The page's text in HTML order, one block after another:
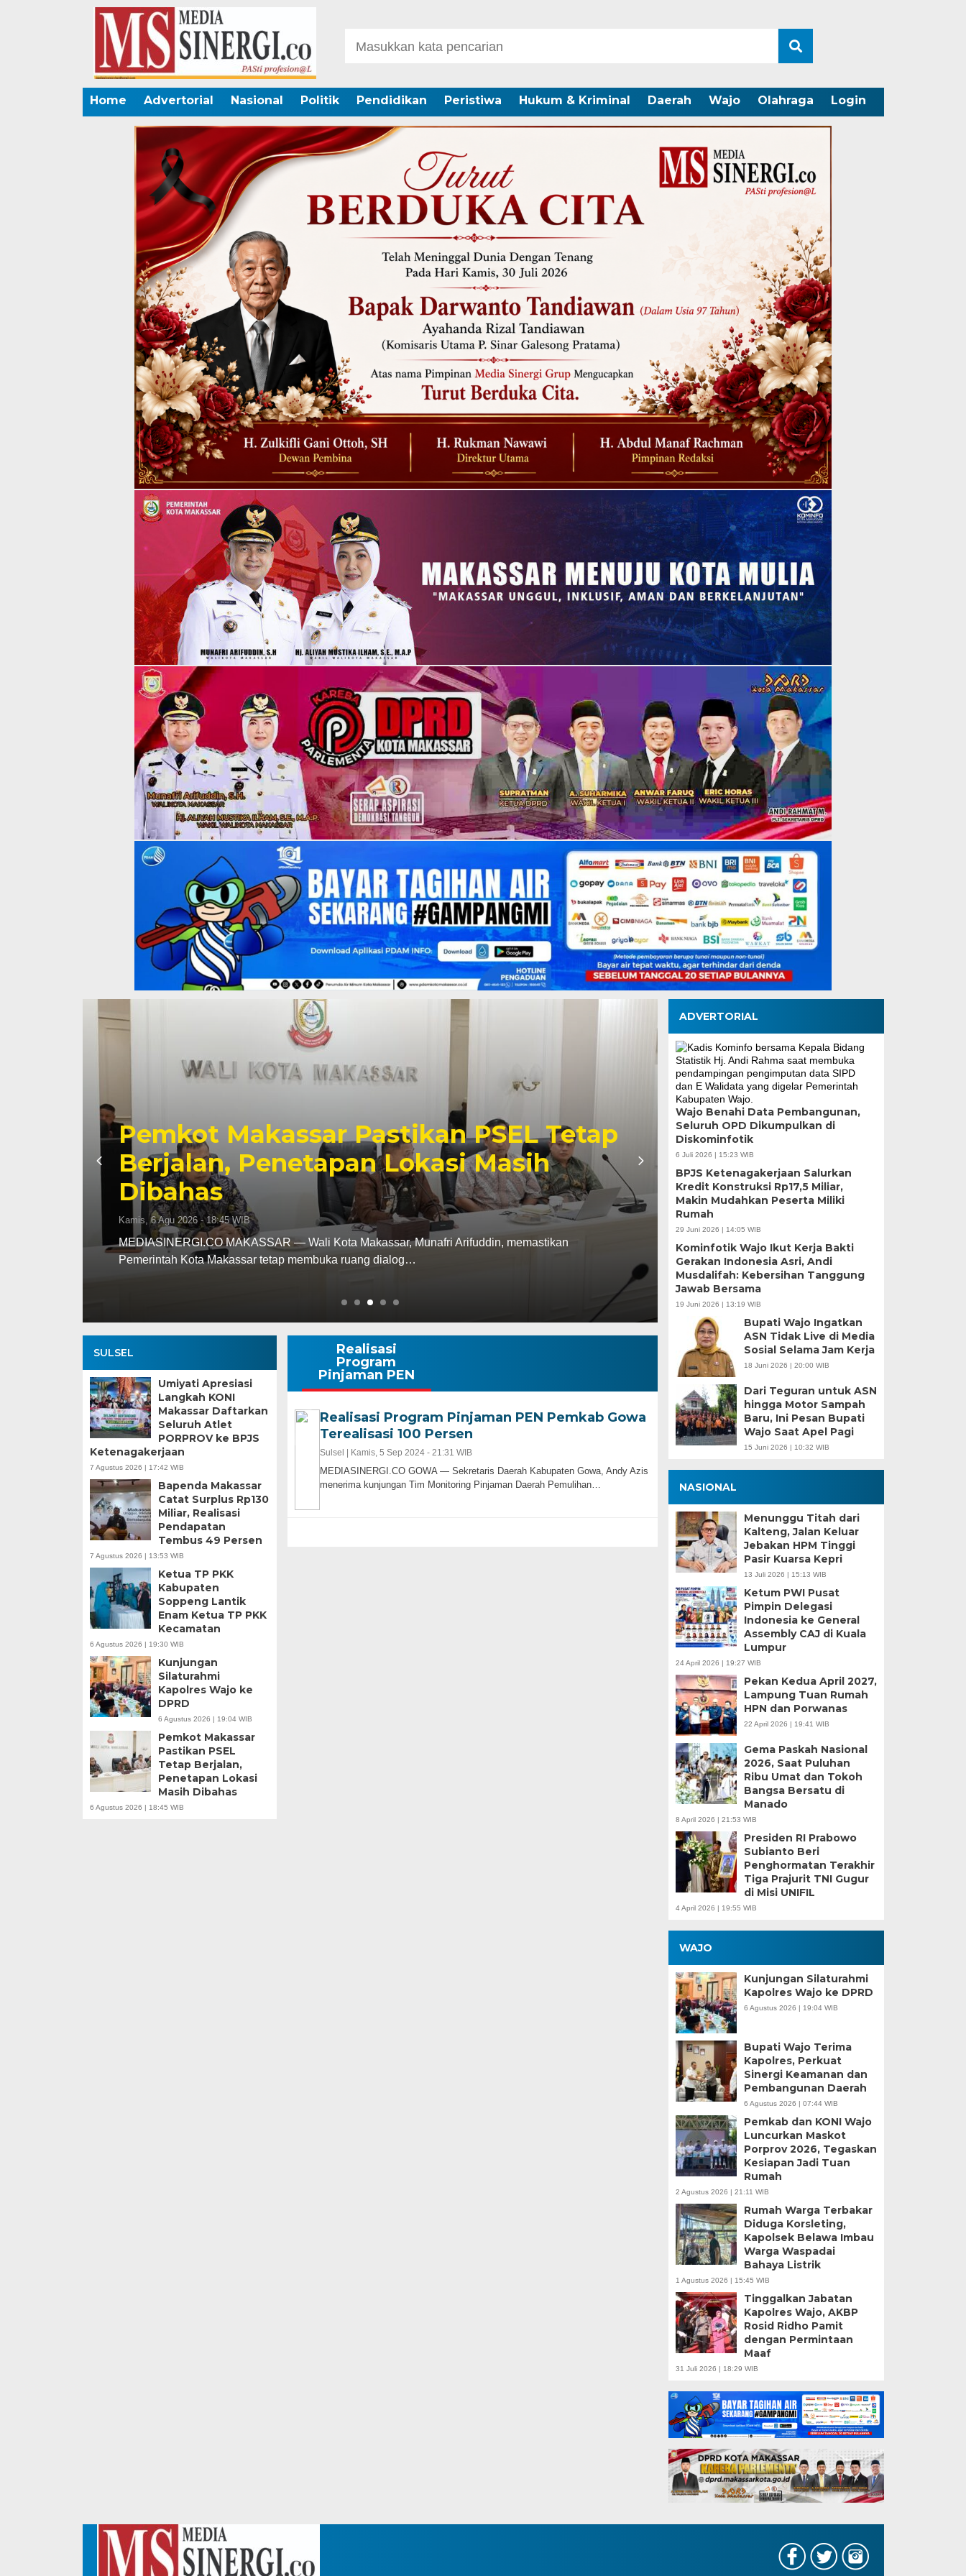
Home Advertorial Nasional Politik Pendidikan Peristiwa Hukum & Kriminal Daerah Wajo Olahraga Login
Pemkot Makassar dan Karang Taruna
Perkuat Sinergi, Penanganan Sampah
hingga Pemberdayaan Pemuda Jadi
Fokus
Kamis, 6 Agu 2026 - 18:16 WIB
MEDIASINERGI.CO MAKASSAR — Pengurus Karang Taruna Kota Makassar menegaskan
komitmennya menjadi mitra strategis Pemerintah Kota Makassar…
Tinjau Renovasi SDN
Supratman Pastikan
Mutu Demi
Makassar
Rabu, 5 Agu 2026 - 19:50 WIB
MEDIASINERGI.CO MAKASSAR — DPRD Kota
langsung terhadap progres renovasi UPT SPF SD…
SULSEL
Umiyati Apresiasi
Langkah KONI
Makassar Daftarkan
Seluruh Atlet
PORPROV ke BPJS
Ketenagakerjaan
7 Agustus 2026 | 17:42 WIB
Bapenda Makassar
Catat Surplus Rp130
Miliar, Realisasi
Pendapatan
Tembus 49 Persen
7 Agustus 2026 | 13:53 WIB
Ketua TP PKK
Kabupaten
Soppeng Lantik
Enam Ketua TP PKK
Kecamatan
6 Agustus 2026 | 19:30 WIB
Kunjungan
Silaturahmi
Kapolres Wajo ke
DPRD
6 Agustus 2026 | 19:04 WIB
Pemkot Makassar
Pastikan PSEL
Tetap Berjalan,
Penetapan Lokasi
Masih Dibahas
6 Agustus 2026 | 18:45 WIB
Realisasi
Program
Pinjaman PEN
Realisasi Program Pinjaman PEN Pemkab Gowa
Terealisasi 100 Persen
Sulsel | Kamis, 5 Sep 2024 - 21:31 WIB
MEDIASINERGI.CO GOWA — Sekretaris Daerah Kabupaten Gowa, Andy Azis
menerima kunjungan Tim Monitoring Pinjaman Daerah Pemulihan…
ADVERTORIAL
Wajo Benahi Data Pembangunan,
Seluruh OPD Dikumpulkan di
Diskominfotik
6 Juli 2026 | 15:23 WIB
BPJS Ketenagakerjaan Salurkan
Kredit Konstruksi Rp17,5 Miliar,
Makin Mudahkan Peserta Miliki
Rumah
29 Juni 2026 | 14:05 WIB
Kominfotik Wajo Ikut Kerja Bakti
Gerakan Indonesia Asri, Andi
Musdalifah: Kebersihan Tanggung
Jawab Bersama
19 Juni 2026 | 13:19 WIB
Bupati Wajo Ingatkan
ASN Tidak Live di Media
Sosial Selama Jam Kerja
18 Juni 2026 | 20:00 WIB
Dari Teguran untuk ASN
hingga Motor Sampah
Baru, Ini Pesan Bupati
Wajo Saat Apel Pagi
15 Juni 2026 | 10:32 WIB
NASIONAL
Menunggu Titah dari
Kalteng, Jalan Keluar
Jebakan HPM Tinggi
Pasir Kuarsa Kepri
13 Juli 2026 | 15:13 WIB
Ketum PWI Pusat
Pimpin Delegasi
Indonesia ke General
Assembly CAJ di Kuala
Lumpur
24 April 2026 | 19:27 WIB
Pekan Kedua April 2027,
Lampung Tuan Rumah
HPN dan Porwanas
22 April 2026 | 19:41 WIB
Gema Paskah Nasional
2026, Saat Puluhan
Ribu Umat dan Tokoh
Bangsa Bersatu di
Manado
8 April 2026 | 21:53 WIB
Presiden RI Prabowo
Subianto Beri
Penghormatan Terakhir
Tiga Prajurit TNI Gugur
di Misi UNIFIL
4 April 2026 | 19:55 WIB
WAJO
Kunjungan Silaturahmi
Kapolres Wajo ke DPRD
6 Agustus 2026 | 19:04 WIB
Bupati Wajo Terima
Kapolres, Perkuat
Sinergi Keamanan dan
Pembangunan Daerah
6 Agustus 2026 | 07:44 WIB
Pemkab dan KONI Wajo
Luncurkan Maskot
Porprov 2026, Tegaskan
Kesiapan Jadi Tuan
Rumah
2 Agustus 2026 | 21:11 WIB
Rumah Warga Terbakar
Diduga Korsleting,
Kapolsek Belawa Imbau
Warga Waspadai
Bahaya Listrik
1 Agustus 2026 | 15:45 WIB
Tinggalkan Jabatan
Kapolres Wajo, AKBP
Rosid Ridho Pamit
dengan Permintaan
Maaf
31 Juli 2026 | 18:29 WIB